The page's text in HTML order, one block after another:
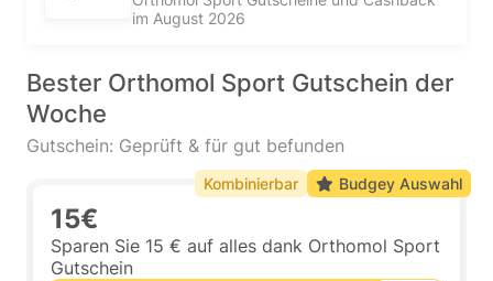
im August 2026
Bester Orthomol Sport Gutschein der
Woche
Gutschein: Geprüft & für gut befunden
15€
Sparen Sie 15 € auf alles dank Orthomol Sport
Gutschein
Kombinierbar Budgey Auswahl